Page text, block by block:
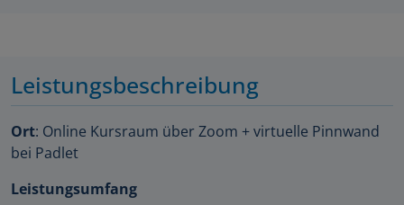
Leistungsbeschreibung
Ort: Online Kursraum über Zoom + virtuelle Pinnwand
bei Padlet
Leistungsumfang